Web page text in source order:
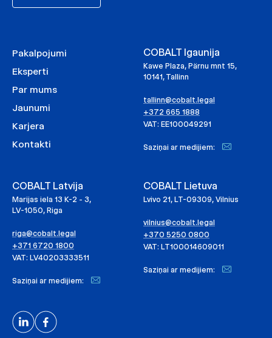
Pakalpojumi
Eksperti
Par mums
Jaunumi
Karjera
Kontakti
COBALT Igaunija
Kawe Plaza, Pärnu mnt 15,
10141, Tallinn
tallinn@cobalt.legal
+372 665 1888
VAT: EE100049291
Saziņai ar medijiem:
COBALT Latvija
Marijas iela 13 K-2 - 3,
LV-1050, Riga
riga@cobalt.legal
+371 6720 1800
VAT: LV40203333511
Saziņai ar medijiem:
COBALT Lietuva
Lvivo 21, LT-09309, Vilnius
vilnius@cobalt.legal
+370 5250 0800
VAT: LT100014609011
Saziņai ar medijiem: